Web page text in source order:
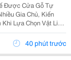
Được Cửa Gỗ Tự
Gia Chủ, Kiến
Lựa Chọn Vật Liệu
Trong Bối Cảnh Giá
Thác Gỗ Gây Áp
40 phút trước